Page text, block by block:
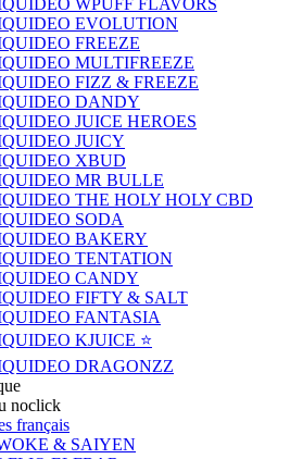
WPUFF FLAVORS
EVOLUTION
FREEZE
MULTIFREEZE
FIZZ & FREEZE
DANDY
JUICE HEROES
JUICY
XBUD
MR BULLE
THE HOLY HOLY CBD
SODA
BAKERY
TENTATION
CANDY
FIFTY & SALT
FANTASIA
KJUICE ⭐️
DRAGONZZ
noclick
français
& SAIYEN